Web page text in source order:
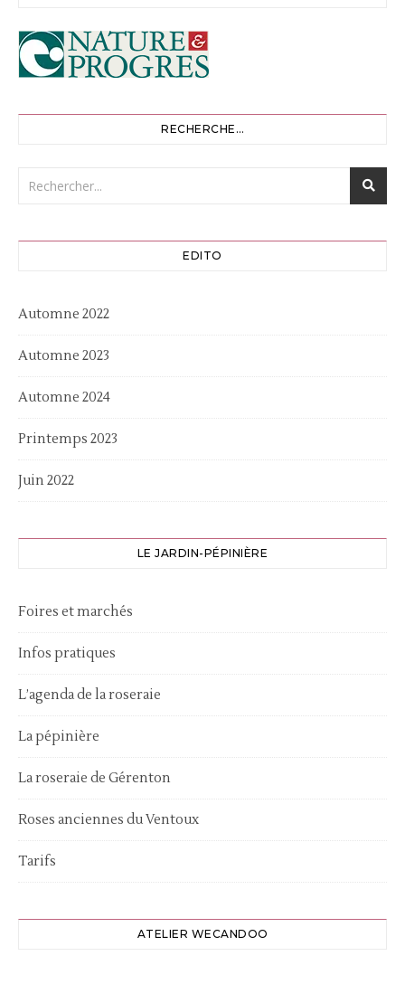
RECHERCHE…
EDITO
Automne 2022
Automne 2023
Automne 2024
Printemps 2023
Juin 2022
LE JARDIN-PÉPINIÈRE
Foires et marchés
Infos pratiques
L’agenda de la roseraie
La pépinière
La roseraie de Gérenton
Roses anciennes du Ventoux
Tarifs
ATELIER WECANDOO